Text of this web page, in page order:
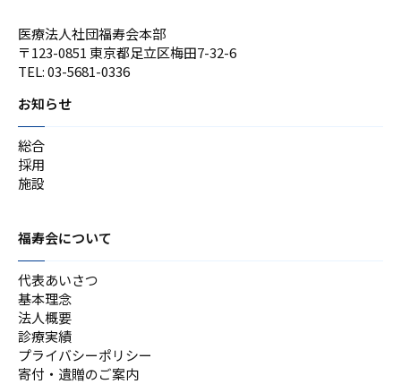
医療法人社団福寿会本部
〒123-0851 東京都足立区梅田7-32-6
TEL:03-5681-0336
お知らせ
総合
採用
施設
福寿会について
代表あいさつ
基本理念
法人概要
診療実績
プライバシーポリシー
寄付・遺贈のご案内